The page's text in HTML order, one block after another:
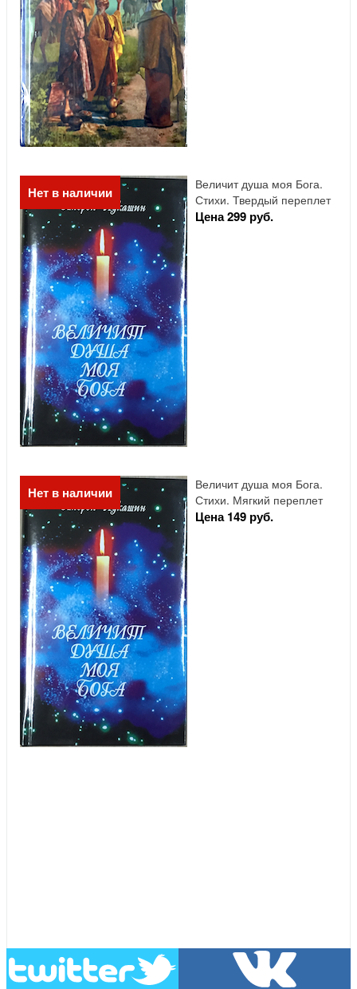
Нет в наличии
Величит душа моя Бога.
Стихи. Твердый переплет
Цена 299 руб.
Нет в наличии
Величит душа моя Бога.
Стихи. Мягкий переплет
Цена 149 руб.